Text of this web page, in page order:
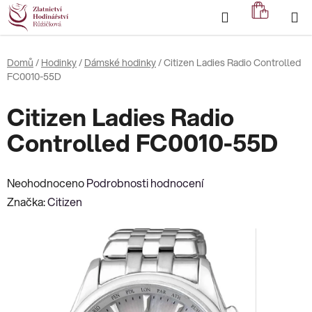
Přejít
na
obsah
Hledat
KOŠÍK
Domů / Hodinky/ Dámské hodinky/Citizen Ladies Radio Controlled
FC0010-55D
Citizen Ladies Radio
Controlled FC0010-55D
Průměrné
hodnocení
NeohodnocenoPodrobnosti hodnocení
Značka:Citizen